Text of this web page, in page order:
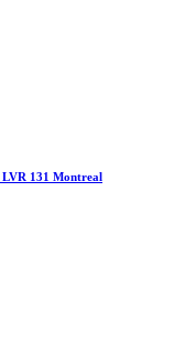
LVR 131 Montreal